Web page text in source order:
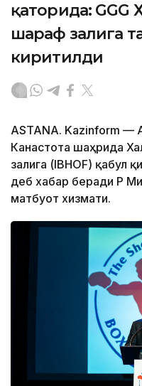
қаторида: GGG
шараф залига
киритилди
ASTANA. Kazinform —
Канастота шаҳрида
залига (IBHOF) қабул
деб хабар беради ҚР
матбуот хизмати.